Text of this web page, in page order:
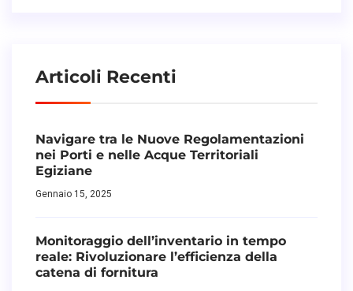
Articoli Recenti
Navigare tra le Nuove Regolamentazioni
nei Porti e nelle Acque Territoriali
Egiziane
Gennaio 15, 2025
Monitoraggio dell’inventario in tempo
reale: Rivoluzionare l’efficienza della
catena di fornitura